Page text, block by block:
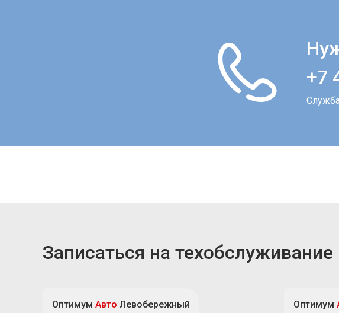
+7
Записаться на техобслуживание
Оптимум Авто Левобережный Оптимум